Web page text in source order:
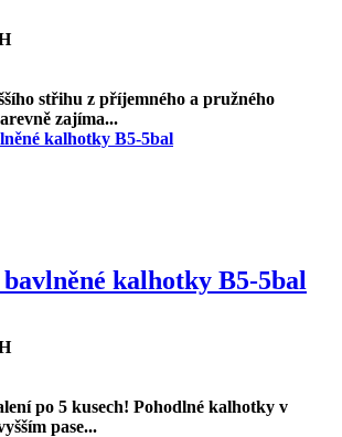
střihu z příjemného a pružného
zajíma...
kalhotky B5-5bal
po 5 kusech! Pohodlné kalhotky v
pase...